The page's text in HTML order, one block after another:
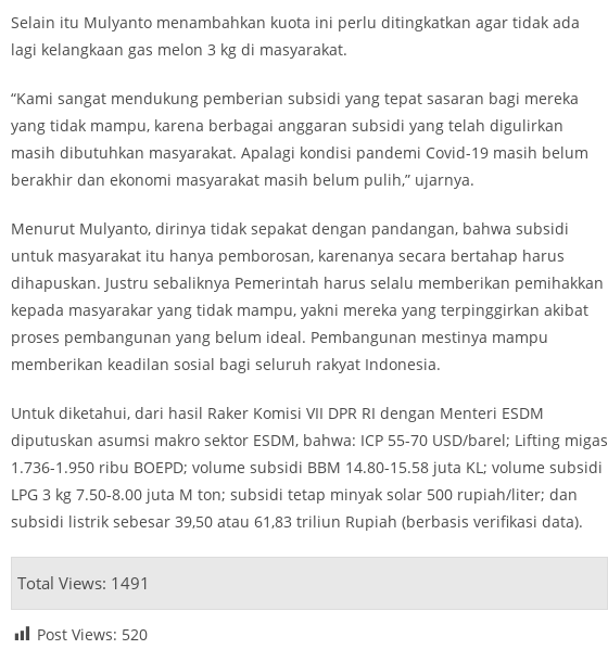
Selain itu Mulyanto menambahkan kuota ini perlu ditingkatkan agar tidak ada
lagi kelangkaan gas melon 3 kg di masyarakat.
“Kami sangat mendukung pemberian subsidi yang tepat sasaran bagi mereka
yang tidak mampu, karena berbagai anggaran subsidi yang telah digulirkan
masih dibutuhkan masyarakat. Apalagi kondisi pandemi Covid-19 masih belum
berakhir dan ekonomi masyarakat masih belum pulih,” ujarnya.
Menurut Mulyanto, dirinya tidak sepakat dengan pandangan, bahwa subsidi
untuk masyarakat itu hanya pemborosan, karenanya secara bertahap harus
dihapuskan. Justru sebaliknya Pemerintah harus selalu memberikan pemihakkan
kepada masyarakar yang tidak mampu, yakni mereka yang terpinggirkan akibat
proses pembangunan yang belum ideal. Pembangunan mestinya mampu
memberikan keadilan sosial bagi seluruh rakyat Indonesia.
Untuk diketahui, dari hasil Raker Komisi VII DPR RI dengan Menteri ESDM
diputuskan asumsi makro sektor ESDM, bahwa: ICP 55-70 USD/barel; Lifting migas
1.736-1.950 ribu BOEPD; volume subsidi BBM 14.80-15.58 juta KL; volume subsidi
LPG 3 kg 7.50-8.00 juta M ton; subsidi tetap minyak solar 500 rupiah/liter; dan
subsidi listrik sebesar 39,50 atau 61,83 triliun Rupiah (berbasis verifikasi data).
Total Views: 1491
Post Views: 520